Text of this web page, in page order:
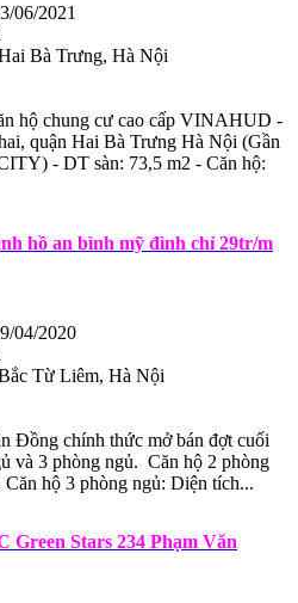
06/2021
Bà Trưng, Hà Nội
hộ chung cư cao cấp VINAHUD -
quận Hai Bà Trưng Hà Nội (Gần
- DT sàn: 73,5 m2 - Căn hộ:
hồ an bình mỹ đình chỉ 29tr/m
04/2020
Từ Liêm, Hà Nội
Đồng chính thức mở bán đợt cuối
và 3 phòng ngủ. Căn hộ 2 phòng
hộ 3 phòng ngủ: Diện tích...
Green Stars 234 Phạm Văn